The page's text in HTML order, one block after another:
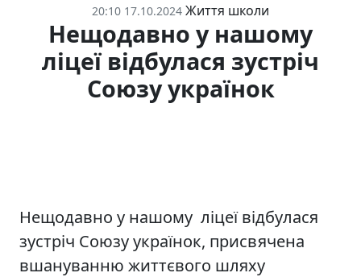
20:10 17.10.2024 Життя школи
Нещодавно у нашому
ліцеї відбулася зустріч
Союзу українок
Нещодавно у нашому ліцеї відбулася
зустріч Союзу українок, присвячена
вшануванню життєвого шляху